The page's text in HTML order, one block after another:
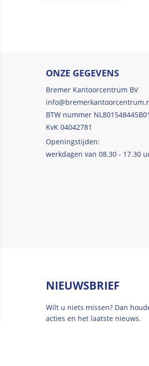
ONZE GEGEVENS
Bremer Kantoorcentrum BV
BTW nummer NL801548445B01
KvK 04042781
Openingstijden:
werkdagen van 08.30 - 17.30
NIEUWSBRIEF
Wilt u niets missen? Dan
acties en het laatste nieuws.